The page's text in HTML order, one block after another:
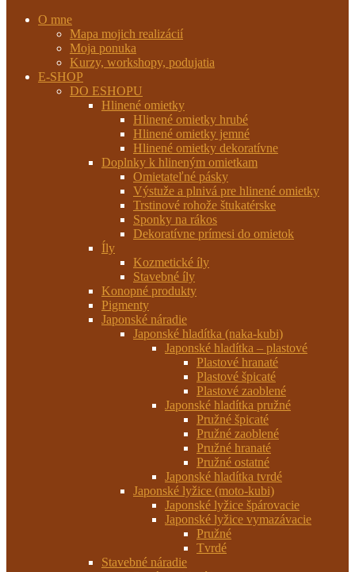
O mne
Mapa mojich realizácií
Moja ponuka
Kurzy, workshopy, podujatia
E-SHOP
DO ESHOPU
Hlinené omietky
Hlinené omietky hrubé
Hlinené omietky jemné
Hlinené omietky dekoratívne
Doplnky k hlineným omietkam
Omietateľné pásky
Výstuže a plnivá pre hlinené omietky
Trstinové rohože štukatérske
Sponky na rákos
Dekoratívne prímesi do omietok
Íly
Kozmetické íly
Stavebné íly
Konopné produkty
Pigmenty
Japonské náradie
Japonské hladítka (naka-kubi)
Japonské hladítka – plastové
Plastové hranaté
Plastové špicaté
Plastové zaoblené
Japonské hladítka pružné
Pružné špicaté
Pružné zaoblené
Pružné hranaté
Pružné ostatné
Japonské hladítka tvrdé
Japonské lyžice (moto-kubi)
Japonské lyžice špárovacie
Japonské lyžice vymazávacie
Pružné
Tvrdé
Stavebné náradie